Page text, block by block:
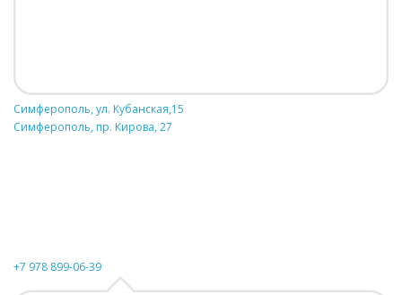
Симферополь, ул. Кубанская,15
Симферополь, пр. Кирова, 27
+7 978 899-06-39